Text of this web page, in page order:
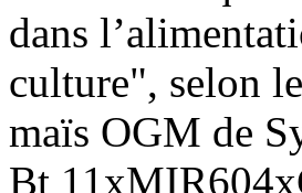
dans
culture", selon
maïs OGM de
Bt